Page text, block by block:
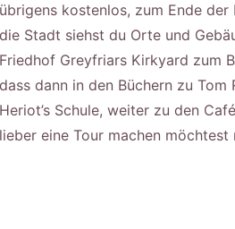
übrigens kostenlos, zum Ende
die Stadt siehst du Orte und
Friedhof Greyfriars Kirkyard zum
dass dann in den Büchern zu
Heriot’s Schule, weiter zu den
lieber eine Tour machen